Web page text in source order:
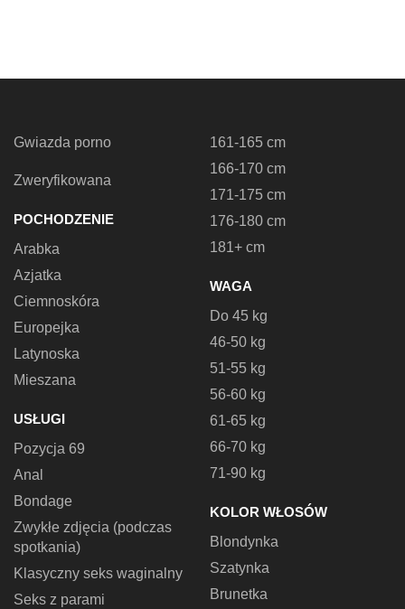
Gwiazda porno
Zweryfikowana
POCHODZENIE
Arabka
Azjatka
Ciemnoskóra
Europejka
Latynoska
Mieszana
USŁUGI
Pozycja 69
Anal
Bondage
Zwykłe zdjęcia (podczas
spotkania)
Klasyczny seks waginalny
Seks z parami
161-165 cm
166-170 cm
171-175 cm
176-180 cm
181+ cm
WAGA
Do 45 kg
46-50 kg
51-55 kg
56-60 kg
61-65 kg
66-70 kg
71-90 kg
KOLOR WŁOSÓW
Blondynka
Szatynka
Brunetka